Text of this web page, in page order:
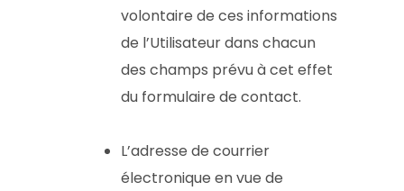
volontaire de ces informations
de l’Utilisateur dans chacun
des champs prévu à cet effet
du formulaire de contact.
L’adresse de courrier
électronique en vue de